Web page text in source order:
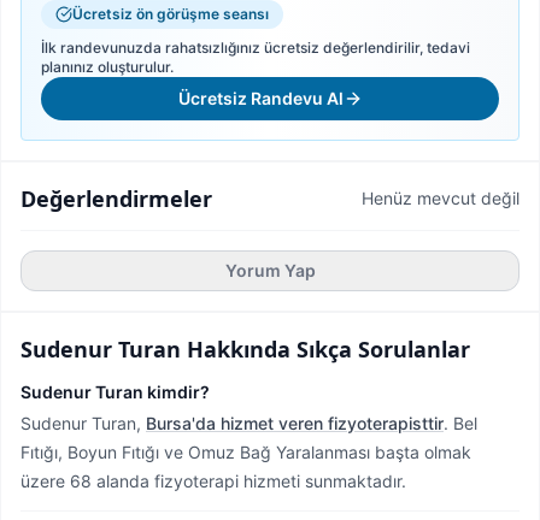
Ücretsiz ön görüşme seansı
İlk randevunuzda rahatsızlığınız ücretsiz değerlendirilir, tedavi
planınız oluşturulur.
Ücretsiz Randevu Al
Değerlendirmeler Henüz mevcut değil
Yorum Yap
Sudenur Turan Hakkında Sıkça Sorulanlar
Sudenur Turan kimdir?
Sudenur Turan, Bursa'da hizmet veren fizyoterapisttir. Bel
Fıtığı, Boyun Fıtığı ve Omuz Bağ Yaralanması başta olmak
üzere 68 alanda fizyoterapi hizmeti sunmaktadır.